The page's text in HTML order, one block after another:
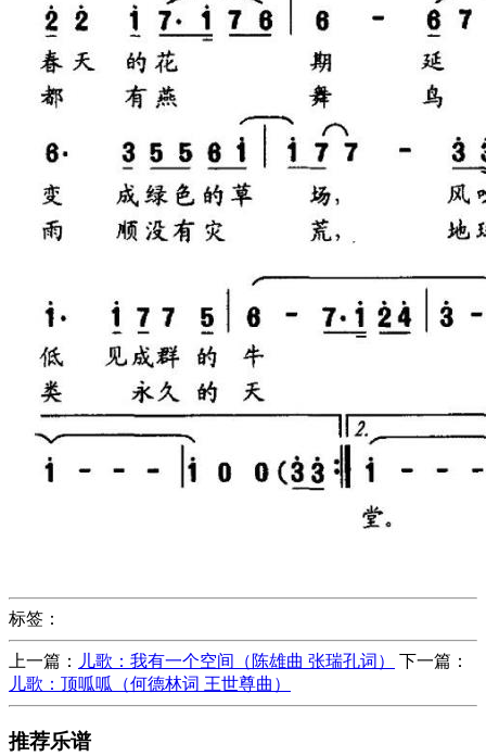
标签：
上一篇： 儿歌：我有一个空间（陈雄曲 张瑞孔词）
下一篇：
儿歌：顶呱呱（何德林词 王世尊曲）
推荐乐谱